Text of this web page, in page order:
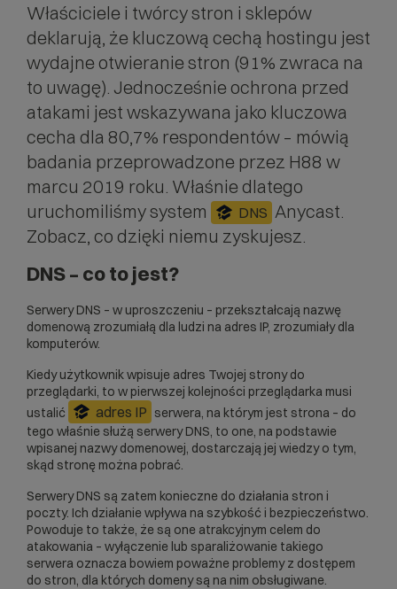
Właściciele i twórcy stron i sklepów
deklarują, że kluczową cechą hostingu jest
wydajne otwieranie stron (91% zwraca na
to uwagę). Jednocześnie ochrona przed
atakami jest wskazywana jako kluczowa
cecha dla 80,7% respondentów – mówią
badania przeprowadzone przez H88 w
marcu 2019 roku. Właśnie dlatego
uruchomiliśmy system
DNS Anycast.
Zobacz, co dzięki niemu zyskujesz.
DNS – co to jest?
Serwery DNS – w uproszczeniu – przekształcają nazwę
domenową zrozumiałą dla ludzi na adres IP, zrozumiały dla
komputerów.
Kiedy użytkownik wpisuje adres Twojej strony do
przeglądarki, to w pierwszej kolejności przeglądarka musi
ustalić
adres IP serwera, na którym jest strona – do
tego właśnie służą serwery DNS, to one, na podstawie
wpisanej nazwy domenowej, dostarczają jej wiedzy o tym,
skąd stronę można pobrać.
Serwery DNS są zatem konieczne do działania stron i
poczty. Ich działanie wpływa na szybkość i bezpieczeństwo.
Powoduje to także, że są one atrakcyjnym celem do
atakowania – wyłączenie lub sparaliżowanie takiego
serwera oznacza bowiem poważne problemy z dostępem
do stron, dla których domeny są na nim obsługiwane.